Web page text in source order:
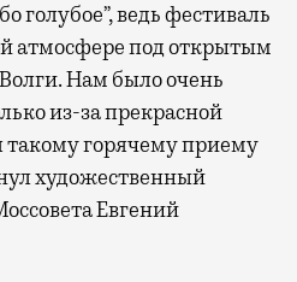
голубое”, ведь фестиваль
атмосфере под открытым
Нам было очень
из-за прекрасной
такому горячему приему
художественный
Евгений